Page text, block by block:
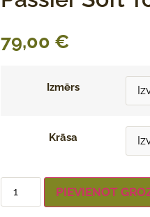
79,00 €
Izmērs
Krāsa
PIEVIENOT